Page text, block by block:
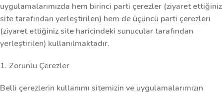
uygulamalarımızda hem birinci parti çerezler (ziyaret ettiğiniz
site tarafından yerleştirilen) hem de üçüncü parti çerezleri
(ziyaret ettiğiniz site haricindeki sunucular tarafından
yerleştirilen) kullanılmaktadır.
1. Zorunlu Çerezler
Belli çerezlerin kullanımı sitemizin ve uygulamalarımızın